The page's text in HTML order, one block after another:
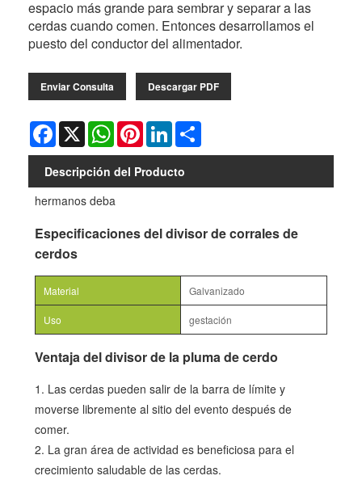
espacio más grande para sembrar y separar a las
cerdas cuando comen. Entonces desarrollamos el
puesto del conductor del alimentador.
Enviar Consulta Descargar PDF
Facebook
X WhatsAppPinterestLinkedIn
Descripción del Producto
hermanos deba
Especificaciones del divisor de corrales de
cerdos
Material Galvanizado
Uso gestación
Ventaja del divisor de la pluma de cerdo
1. Las cerdas pueden salir de la barra de límite y
moverse libremente al sitio del evento después de
comer.
2. La gran área de actividad es beneficiosa para el
crecimiento saludable de las cerdas.